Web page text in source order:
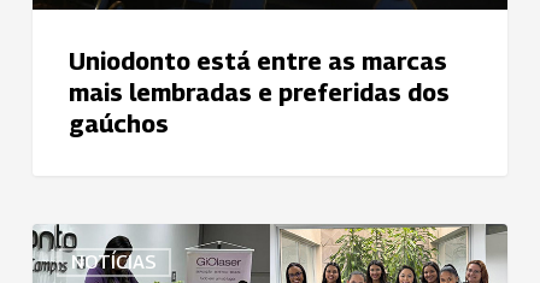
Uniodonto está entre as marcas
mais lembradas e preferidas dos
gaúchos
NOTÍCIAS
Dia
da